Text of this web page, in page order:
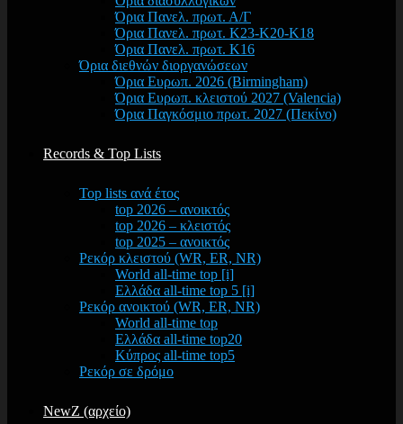
Όρια Πανελ. πρωτ. Α/Γ
Όρια Πανελ. πρωτ. Κ23-Κ20-Κ18
Όρια Πανελ. πρωτ. Κ16
Όρια διεθνών διοργανώσεων
Όρια Ευρωπ. 2026 (Birmingham)
Όρια Ευρωπ. κλειστού 2027 (Valencia)
Όρια Παγκόσμιο πρωτ. 2027 (Πεκίνο)
Records & Top Lists
Top lists ανά έτος
top 2026 – ανοικτός
top 2026 – κλειστός
top 2025 – ανοικτός
Ρεκόρ κλειστού (WR, ER, NR)
World all-time top [i]
Ελλάδα all-time top 5 [i]
Ρεκόρ ανοικτού (WR, ER, NR)
World all-time top
Ελλάδα all-time top20
Κύπρος all-time top5
Ρεκόρ σε δρόμο
NewZ (αρχείο)